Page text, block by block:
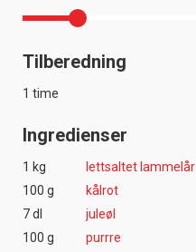
Tilberedning
1 time
Ingredienser
1 kg
lettsaltet lammelår
100 g
kålrot
7 dl
juleøl
100 g
purrre